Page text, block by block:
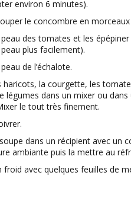
environ 6 minutes).
le concombre en morceaux
peau des tomates et les
plus facilement).
de l’échalote.
haricots, la courgette, les
légumes dans un mixer ou
le tout très finement.
dans un récipient avec un
ambiante puis la mettre au
froid avec quelques feuilles de